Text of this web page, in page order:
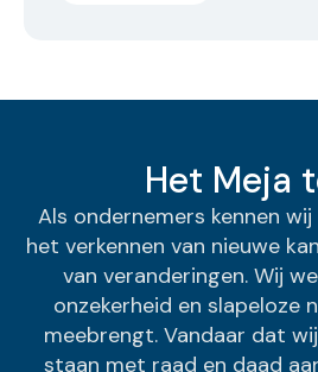
Het Meja
Als ondernemers kennen
het verkennen van nieuwe
van veranderingen. Wij
onzekerheid en slapeloze
meebrengt. Vandaar dat
staan met raad en daad